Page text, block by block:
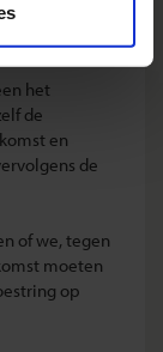
het
de
en
de
of we, tegen
moeten
op